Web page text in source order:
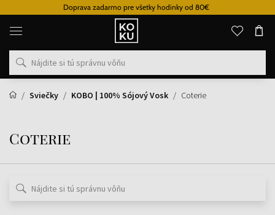
Doprava zadarmo pre všetky hodinky od 80€
Originálne
parfémy
hodinky
na
mieste
Sviečky
KOBO | 100% Sójový Vosk Coterie
Coterie